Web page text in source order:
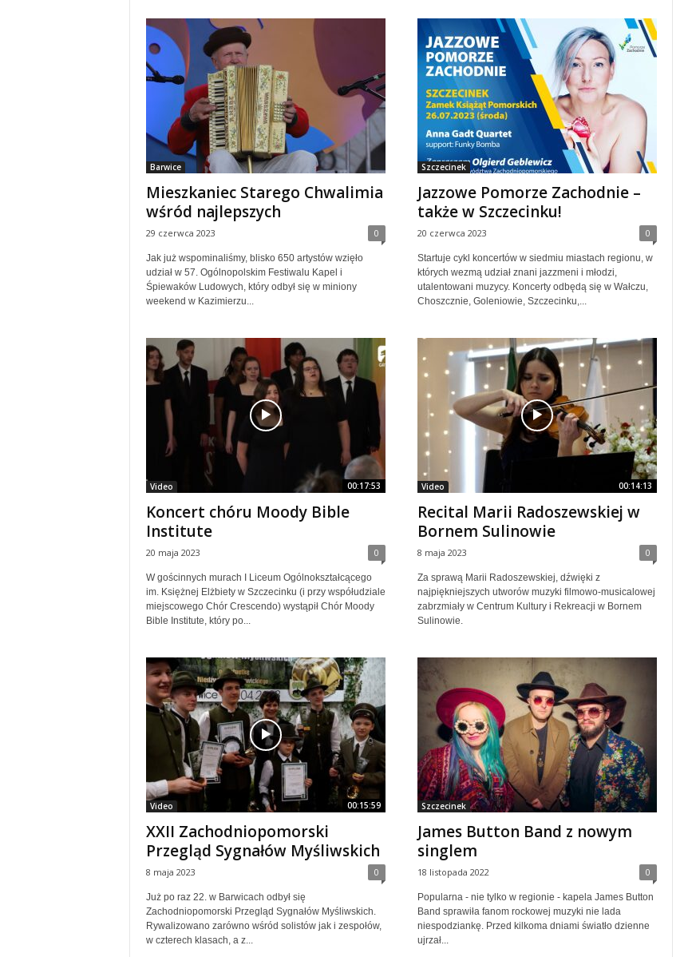
Barwice
Mieszkaniec Starego Chwalimia
wśród najlepszych
29 czerwca 2023 0
Jak już wspominaliśmy, blisko 650 artystów wzięło
udział w 57. Ogólnopolskim Festiwalu Kapel i
Śpiewaków Ludowych, który odbył się w miniony
weekend w Kazimierzu...
Szczecinek
Jazzowe Pomorze Zachodnie –
także w Szczecinku!
20 czerwca 2023 0
Startuje cykl koncertów w siedmiu miastach regionu, w
których wezmą udział znani jazzmeni i młodzi,
utalentowani muzycy. Koncerty odbędą się w Wałczu,
Choszcznie, Goleniowie, Szczecinku,...
00:17:53
Video
Koncert chóru Moody Bible
Institute
20 maja 2023 0
W gościnnych murach I Liceum Ogólnokształcącego
im. Księżnej Elżbiety w Szczecinku (i przy współudziale
miejscowego Chór Crescendo) wystąpił Chór Moody
Bible Institute, który po...
00:14:13
Video
Recital Marii Radoszewskiej w
Bornem Sulinowie
8 maja 2023 0
Za sprawą Marii Radoszewskiej, dźwięki z
najpiękniejszych utworów muzyki filmowo-musicalowej
zabrzmiały w Centrum Kultury i Rekreacji w Bornem
Sulinowie.
00:15:59
Video
XXII Zachodniopomorski
Przegląd Sygnałów Myśliwskich
8 maja 2023 0
Już po raz 22. w Barwicach odbył się
Zachodniopomorski Przegląd Sygnałów Myśliwskich.
Rywalizowano zarówno wśród solistów jak i zespołów,
w czterech klasach, a z...
Szczecinek
James Button Band z nowym
singlem
18 listopada 2022 0
Popularna - nie tylko w regionie - kapela James Button
Band sprawiła fanom rockowej muzyki nie lada
niespodziankę. Przed kilkoma dniami światło dzienne
ujrzał...